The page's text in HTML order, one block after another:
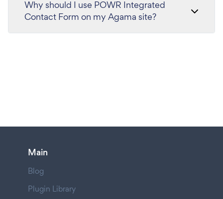
Why should I use POWR Integrated
Contact Form on my Agama site?
Main
Blog
Plugin Library